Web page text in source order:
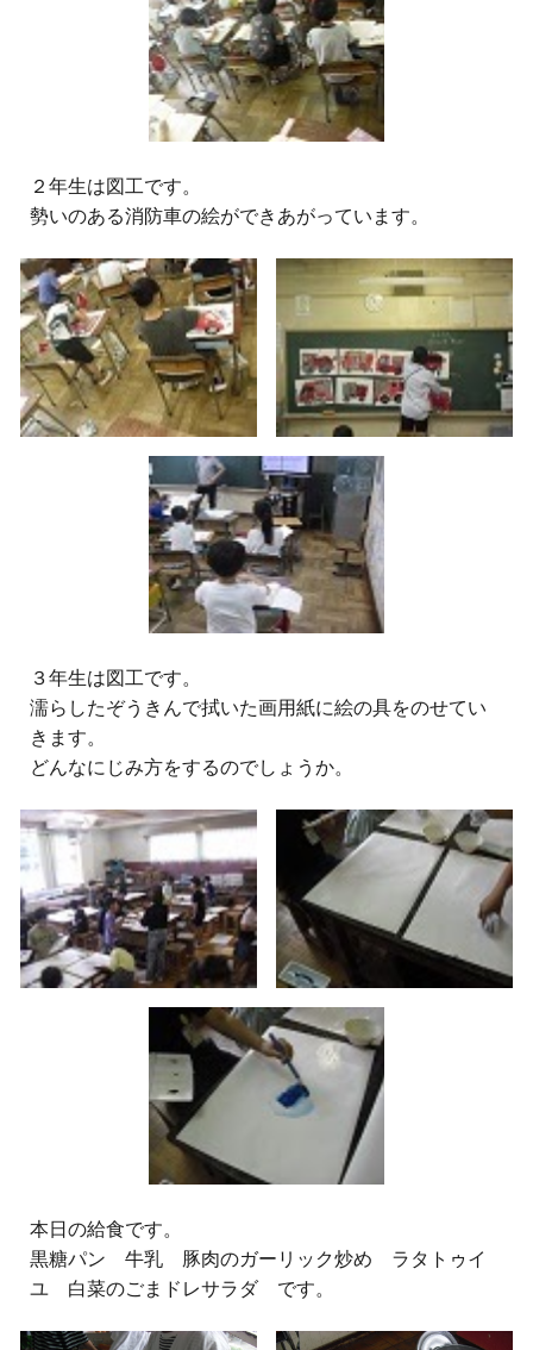
２年生は図工です。
勢いのある消防車の絵ができあがっています。
３年生は図工です。
濡らしたぞうきんで拭いた画用紙に絵の具をのせてい
きます。
どんなにじみ方をするのでしょうか。
本日の給食です。
黒糖パン 牛乳 豚肉のガーリック炒め ラタトゥイ
ユ 白菜のごまドレサラダ です。